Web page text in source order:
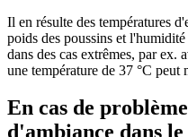
Il en résulte des températures
poids des poussins et
dans des cas extrêmes, par ex.
une température de 37 °C peut
En cas de
d'ambiance dans